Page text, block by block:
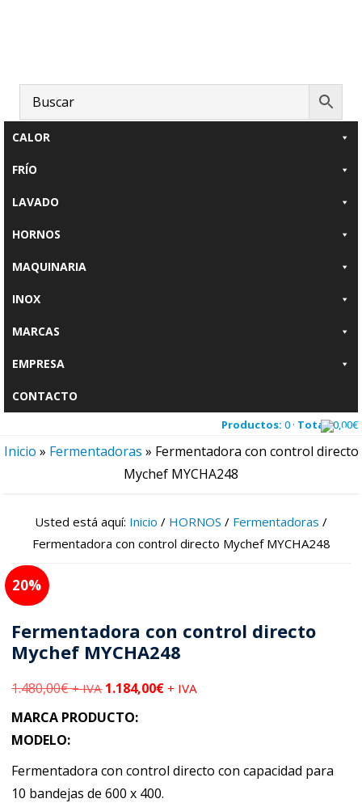
página
CALOR
FRÍO
LAVADO
HORNOS
MAQUINARIA
INOX
MARCAS
EMPRESA
CONTACTO
Productos: 0 · Total:0,00€
Inicio » Fermentadoras » Fermentadora con control directo
Mychef MYCHA248
Usted está aquí: Inicio / HORNOS / Fermentadoras /
Fermentadora con control directo Mychef MYCHA248
20
Fermentadora con control directo
Mychef MYCHA248
1.480,00€ + IVA 1.184,00€ + IVA
MARCA PRODUCTO:
MODELO:
Fermentadora con control directo con capacidad para
10 bandejas de 600 x 400.